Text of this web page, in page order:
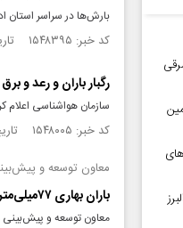
بارش‌ها در سراسر استان
کد خبر: ۱۵۴۸۳۹۵ تاریخ انتشار : ۱۴۰۵/۰۱/۲۳
رگبار باران و رعد و برق در ۲۳
سازمان هواشناسی اعلام کرد: امروز (چهارشنبه) در ۲۳
کد خبر: ۱۵۴۸۰۰۵ تاریخ انتشار : ۱۴۰۵/۰۱/۱۹
معاون توسعه و
باران بهاری ۷۷میلی‌متری در مازندران
معاون توسعه و پیش‌بینی